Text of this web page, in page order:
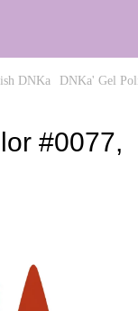
DNKa DNKa' Gel
#0077,